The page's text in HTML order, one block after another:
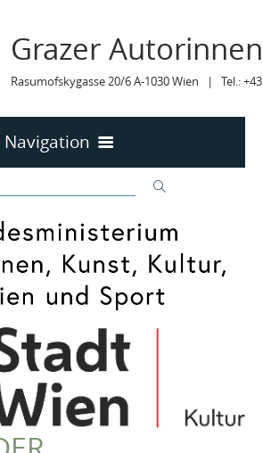
Grazer
Rasumofskygasse 20/6 A-1030 Wien | Tel.:
Navigation
MITTEILUNGEN
Archiv
TERMINE
sortiert
LYRIK IM MÄRZ
MITGLIEDER
VEREIN
Musil Gedenkraum